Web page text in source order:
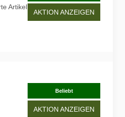
Artikel
AKTION ANZEIGEN
Beliebt
AKTION ANZEIGEN